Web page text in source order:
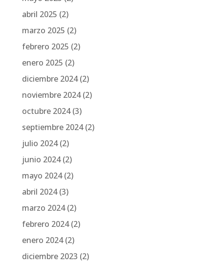
abril 2025 (2)
marzo 2025 (2)
febrero 2025 (2)
enero 2025 (2)
diciembre 2024(2)
noviembre 2024(2)
octubre 2024(3)
septiembre 2024(2)
julio 2024(2)
junio 2024(2)
mayo 2024(2)
abril 2024(3)
marzo 2024(2)
febrero 2024(2)
enero 2024(2)
diciembre 2023 (2)